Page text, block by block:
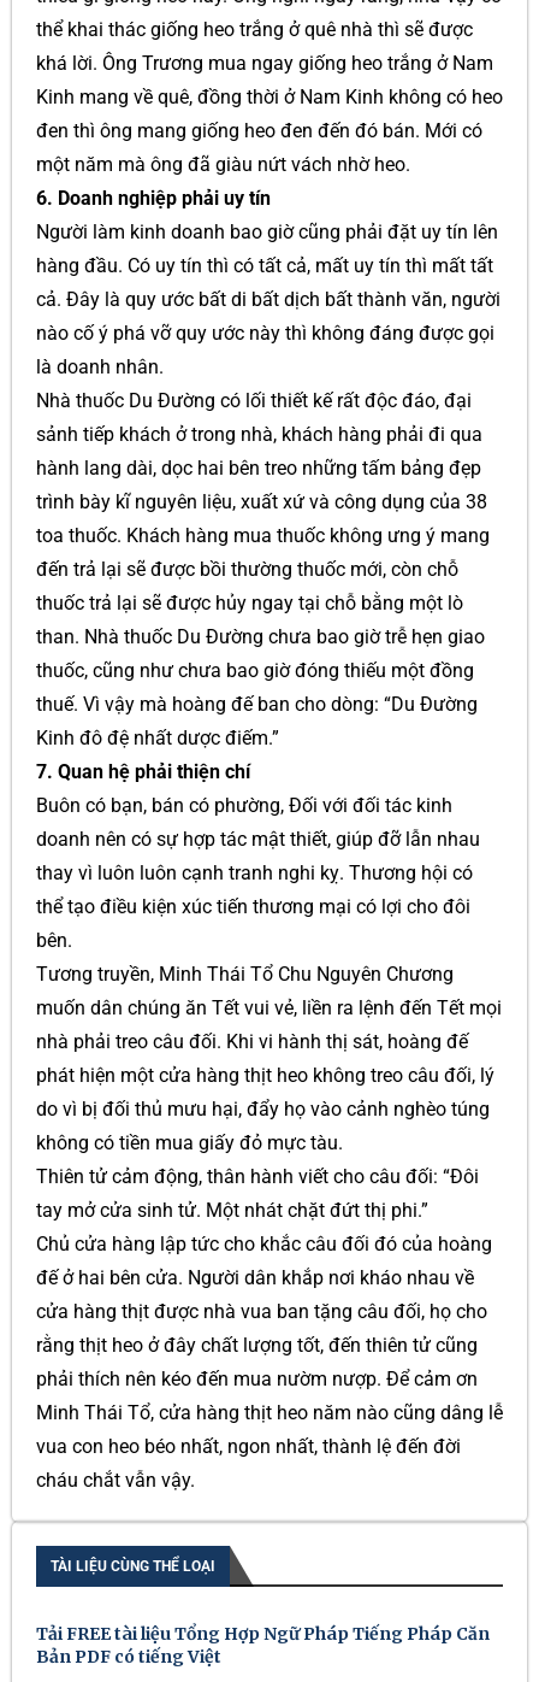
thể khai thác giống heo trắng ở quê nhà thì sẽ được
khá lời. Ông Trương mua ngay giống heo trắng ở Nam
Kinh mang về quê, đồng thời ở Nam Kinh không có heo
đen thì ông mang giống heo đen đến đó bán. Mới có
một năm mà ông đã giàu nứt vách nhờ heo.
6. Doanh nghiệp phải uy tín
Người làm kinh doanh bao giờ cũng phải đặt uy tín lên
hàng đầu. Có uy tín thì có tất cả, mất uy tín thì mất tất
cả. Đây là quy ước bất di bất dịch bất thành văn, người
nào cố ý phá vỡ quy ước này thì không đáng được gọi
là doanh nhân.
Nhà thuốc Du Đường có lối thiết kế rất độc đáo, đại
sảnh tiếp khách ở trong nhà, khách hàng phải đi qua
hành lang dài, dọc hai bên treo những tấm bảng đẹp
trình bày kĩ nguyên liệu, xuất xứ và công dụng của 38
toa thuốc. Khách hàng mua thuốc không ưng ý mang
đến trả lại sẽ được bồi thường thuốc mới, còn chỗ
thuốc trả lại sẽ được hủy ngay tại chỗ bằng một lò
than. Nhà thuốc Du Đường chưa bao giờ trễ hẹn giao
thuốc, cũng như chưa bao giờ đóng thiếu một đồng
thuế. Vì vậy mà hoàng đế ban cho dòng: “Du Đường
Kinh đô đệ nhất dược điếm.”
7. Quan hệ phải thiện chí
Buôn có bạn, bán có phường, Đối với đối tác kinh
doanh nên có sự hợp tác mật thiết, giúp đỡ lẫn nhau
thay vì luôn luôn cạnh tranh nghi kỵ. Thương hội có
thể tạo điều kiện xúc tiến thương mại có lợi cho đôi
bên.
Tương truyền, Minh Thái Tổ Chu Nguyên Chương
muốn dân chúng ăn Tết vui vẻ, liền ra lệnh đến Tết mọi
nhà phải treo câu đối. Khi vi hành thị sát, hoàng đế
phát hiện một cửa hàng thịt heo không treo câu đối, lý
do vì bị đối thủ mưu hại, đẩy họ vào cảnh nghèo túng
không có tiền mua giấy đỏ mực tàu.
Thiên tử cảm động, thân hành viết cho câu đối: “Đôi
tay mở cửa sinh tử. Một nhát chặt đứt thị phi.”
Chủ cửa hàng lập tức cho khắc câu đối đó của hoàng
đế ở hai bên cửa. Người dân khắp nơi kháo nhau về
cửa hàng thịt được nhà vua ban tặng câu đối, họ cho
rằng thịt heo ở đây chất lượng tốt, đến thiên tử cũng
phải thích nên kéo đến mua nườm nượp. Để cảm ơn
Minh Thái Tổ, cửa hàng thịt heo năm nào cũng dâng lễ
vua con heo béo nhất, ngon nhất, thành lệ đến đời
cháu chắt vẫn vậy.
TÀI LIỆU CÙNG THỂ LOẠI
Tải FREE tài liệu Tổng Hợp Ngữ Pháp Tiếng Pháp Căn
Bản PDF có tiếng Việt